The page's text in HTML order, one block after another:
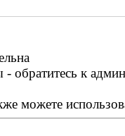
обратитесь к
можете